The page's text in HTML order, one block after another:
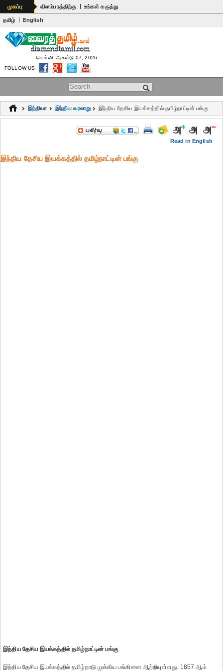
முகப்பு விளம்பரத்திற்கு | உங்கள் கருத்து
தமிழ் | English
Search form
வெள்ளி, ஆகஸ்டு 07, 2026
FOLLOW US
இந்தியா இந்திய வரலாறு இந்திய தேசிய இயக்கத்தில் தமிழ்நாட்டின் பங்கு
Read in English
இந்திய தேசிய இயக்கத்தில் தமிழ்நாட்டின் பங்கு
இந்திய தேசிய இயக்கத்தில் தமிழ்நாட்டின் பங்கு
இந்திய தேசிய இயக்கத்தில் தமிழ்நாடு முக்கிய பங்கினை ஆற்றியுள்ளது. 1857 ஆம்